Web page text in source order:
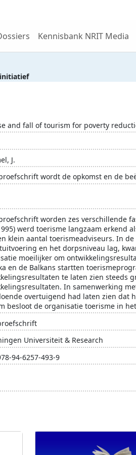
Kennisbank NRIT Media
and fall of tourism for poverty
J.
wordt de opkomst en de
worden zes verschillende
werd toerisme langzaam erkend
klein aantal toerismeadviseurs. In
en het dorpsniveau lag,
moeilijker om
en de Balkans startten
te laten zien steeds
In samenwerking
overtuigend had laten zien dat
besloot de organisatie toerisme in
Universiteit & Research
94-6257-493-9